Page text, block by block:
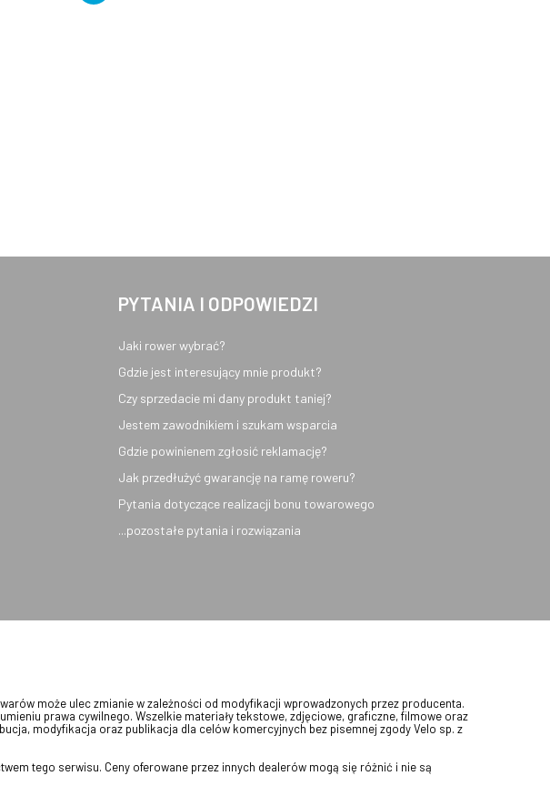
PYTANIA I ODPOWIEDZI
Jaki rower wybrać?
Gdzie jest interesujący mnie produkt?
Czy sprzedacie mi dany produkt taniej?
Jestem zawodnikiem i szukam wsparcia
Gdzie powinienem zgłosić reklamację?
Jak przedłużyć gwarancję na ramę roweru?
Pytania dotyczące realizacji bonu towarowego
...pozostałe pytania i rozwiązania
może ulec zmianie w zależności od modyfikacji wprowadzonych przez producenta.
prawa cywilnego. Wszelkie materiały tekstowe, zdjęciowe, graficzne, filmowe oraz
modyfikacja oraz publikacja dla celów komercyjnych bez pisemnej zgody Velo sp. z
tego serwisu. Ceny oferowane przez innych dealerów mogą się różnić i nie są